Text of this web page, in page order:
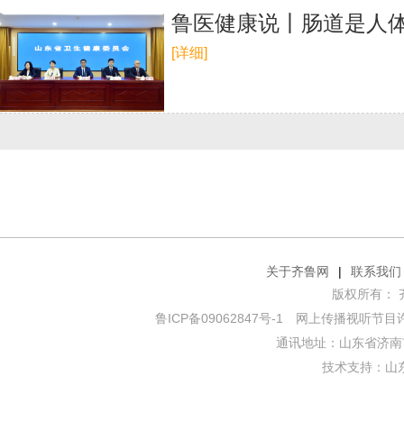
鲁医健康说丨肠道是人
[详细]
关于齐鲁网 |
联系我们
版权所有：
鲁ICP备09062847号-1
网上传播视听节目
通讯地址：山东省济
技术支持： 山